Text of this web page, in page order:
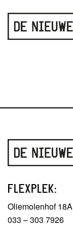
FLEXPLEK:
Oliemolenhof 18A
033 – 303 7926